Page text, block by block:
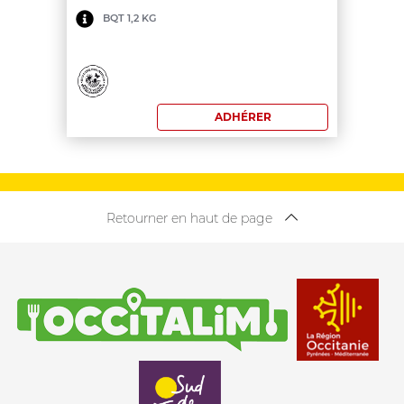
Minimum
commande:
180
BQT 1,2 KG
ADHÉRER
Retourner en haut de page